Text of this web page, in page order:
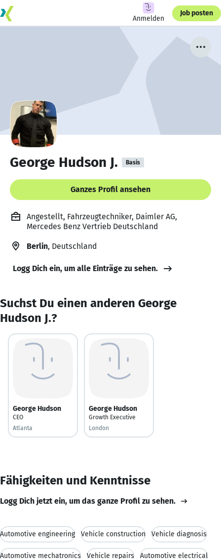
Anmelden
Job posten
George Hudson J. Basis
Ganzes Profil ansehen
Angestellt, Fahrzeugtechniker, Daimler AG,
Mercedes Benz Vertrieb Deutschland
Berlin, Deutschland
Logg Dich ein, um alle Einträge zu sehen.
Suchst Du einen anderen George
Hudson J.?
George Hudson
CEO
Atlanta
George Hudson
Growth Executive
London
Fähigkeiten und Kenntnisse
Logg Dich jetzt ein, um das ganze Profil zu sehen.
Automotive engineering Vehicle construction Vehicle diagnosis
Automotive mechatronics Vehicle repairs Automotive electrical